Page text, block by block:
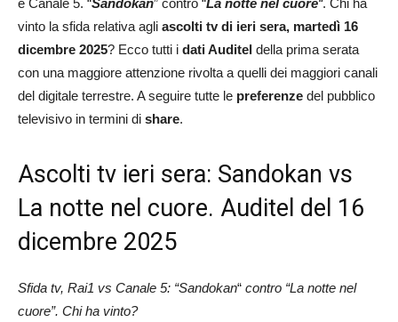
e Canale 5. “Sandokan” contro “La notte nel cuore“. Chi ha
vinto la sfida relativa agli ascolti tv di ieri sera, martedì 16
dicembre 2025? Ecco tutti i dati Auditel della prima serata
con una maggiore attenzione rivolta a quelli dei maggiori canali
del digitale terrestre. A seguire tutte le preferenze del pubblico
televisivo in termini di share.
Ascolti tv ieri sera: Sandokan vs
La notte nel cuore. Auditel del 16
dicembre 2025
Sfida tv, Rai1 vs Canale 5: “Sandokan“ contro “La notte nel
cuore”. Chi ha vinto?